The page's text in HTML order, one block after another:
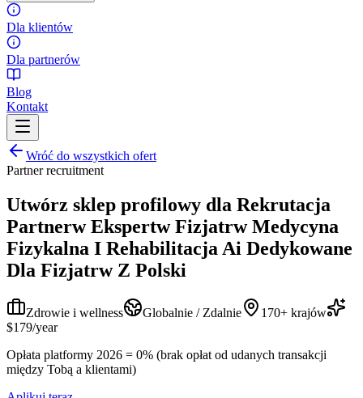
Dla klientów
Dla partnerów
Blog
Kontakt
Wróć do wszystkich ofert
Partner recruitment
Utwórz sklep profilowy dla Rekrutacja
Partnerw Ekspertw Fizjatrw Medycyna
Fizykalna I Rehabilitacja Ai Dedykowane
Dla Fizjatrw Z Polski
Zdrowie i wellness Globalnie / Zdalnie
170+ krajów
$179/year
Opłata platformy 2026 = 0% (brak opłat od udanych transakcji
między Tobą a klientami)